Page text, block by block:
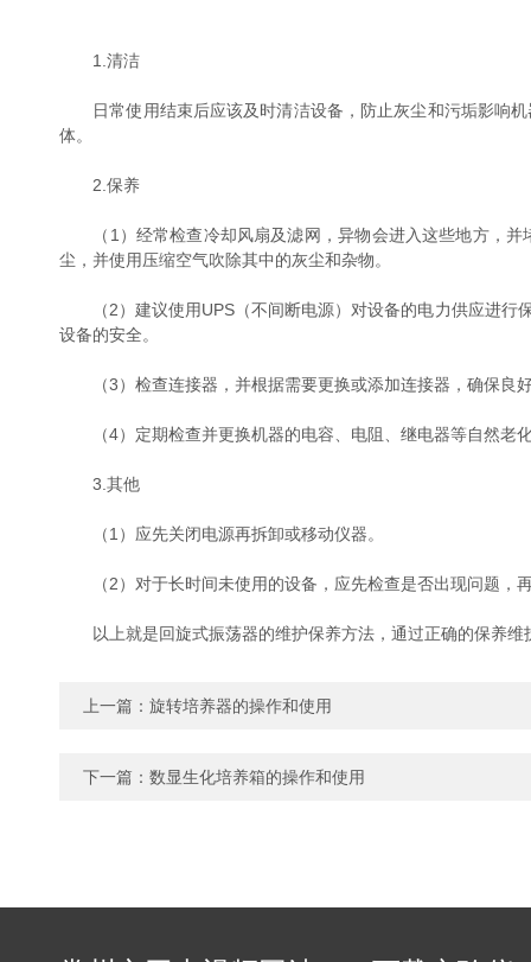
1.清洁
日常使用结束后应该及时清洁设备，防止灰尘和污垢影响机
体。
2.保养
（1）经常检查冷却风扇及滤网，异物会进入这些地方，并堵
尘，并使用压缩空气吹除其中的灰尘和杂物。
（2）建议使用UPS（不间断电源）对设备的电力供应进行保护
设备的安全。
（3）检查连接器，并根据需要更换或添加连接器，确保良好
（4）定期检查并更换机器的电容、电阻、继电器等自然老化
3.其他
（1）应先关闭电源再拆卸或移动仪器。
（2）对于长时间未使用的设备，应先检查是否出现问题，
以上就是回旋式振荡器的维护保养方法，通过正确的保养维护
上一篇： 旋转培养器的操作和使用
下一篇： 数显生化培养箱的操作和使用